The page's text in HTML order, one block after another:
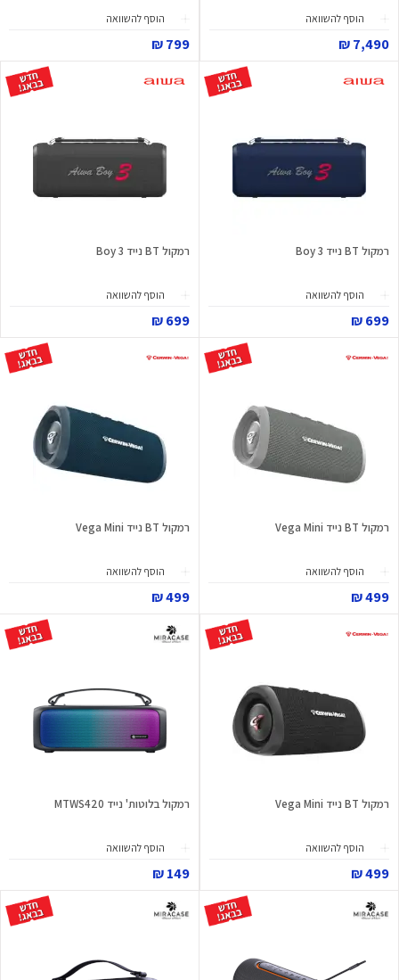
הוסף להשוואה
7,490 ₪
הוסף להשוואה
799 ₪
רמקול BT נייד Boy 3
הוסף להשוואה
699 ₪
רמקול BT נייד Boy 3
הוסף להשוואה
699 ₪
רמקול BT נייד Vega Mini
הוסף להשוואה
499 ₪
רמקול BT נייד Vega Mini
הוסף להשוואה
499 ₪
רמקול BT נייד Vega Mini
הוסף להשוואה
499 ₪
רמקול בלוטות' נייד MTWS420
הוסף להשוואה
149 ₪